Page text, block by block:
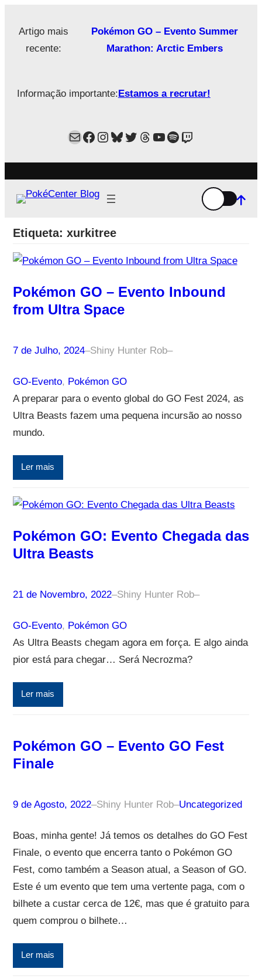
paraArtigo mais
recente:
Pokémon GO – Evento Summer
Marathon: Arctic Embers
Informação importante:Estamos a recrutar!
MailFacebook
Instagram
Bluesky
Twitter
Estamos no Threads!
YouTube
Spotify
Twitch
Etiqueta: xurkitree
Pokémon GO – Evento Inbound
from Ultra Space
7 de Julho, 2024–Shiny Hunter Rob–
GO-Evento, Pokémon GO
A preparar para o evento global do GO Fest 2024, as
Ultra Beasts fazem uma pequena incursão ao nosso
mundo.
Ler mais
Pokémon GO: Evento Chegada das
Ultra Beasts
21 de Novembro, 2022–Shiny Hunter Rob–
GO-Evento, Pokémon GO
As Ultra Beasts chegam agora em força. E algo ainda
pior está para chegar… Será Necrozma?
Ler mais
Pokémon GO – Evento GO Fest
Finale
9 de Agosto, 2022–Shiny Hunter Rob–Uncategorized
Boas, minha gente! Já temos os detalhes do GO Fest
Finale, o evento que encerra tanto o Pokémon GO
Fest, como também a Season atual, a Season of GO.
Este é um evento que tem uma vertente paga, com o
bilhete a custar cerca de 12€, mas que é gratuito para
quem comprou o bilhete…
Ler mais